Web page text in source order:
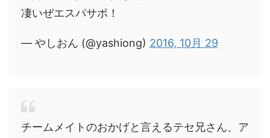
凄いぜエスパサポ！
— やしおん (@yashiong) 2016, 10月 29
チームメイトのおかげと言えるテセ兄さん、ア